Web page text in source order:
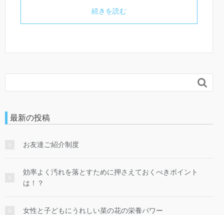
続きを読む

最新の投稿
お友達ご紹介制度
効率よく汚れを落とすために押さえておくべきポイント
は！？
女性と子どもにうれしい菜の花の栄養パワー